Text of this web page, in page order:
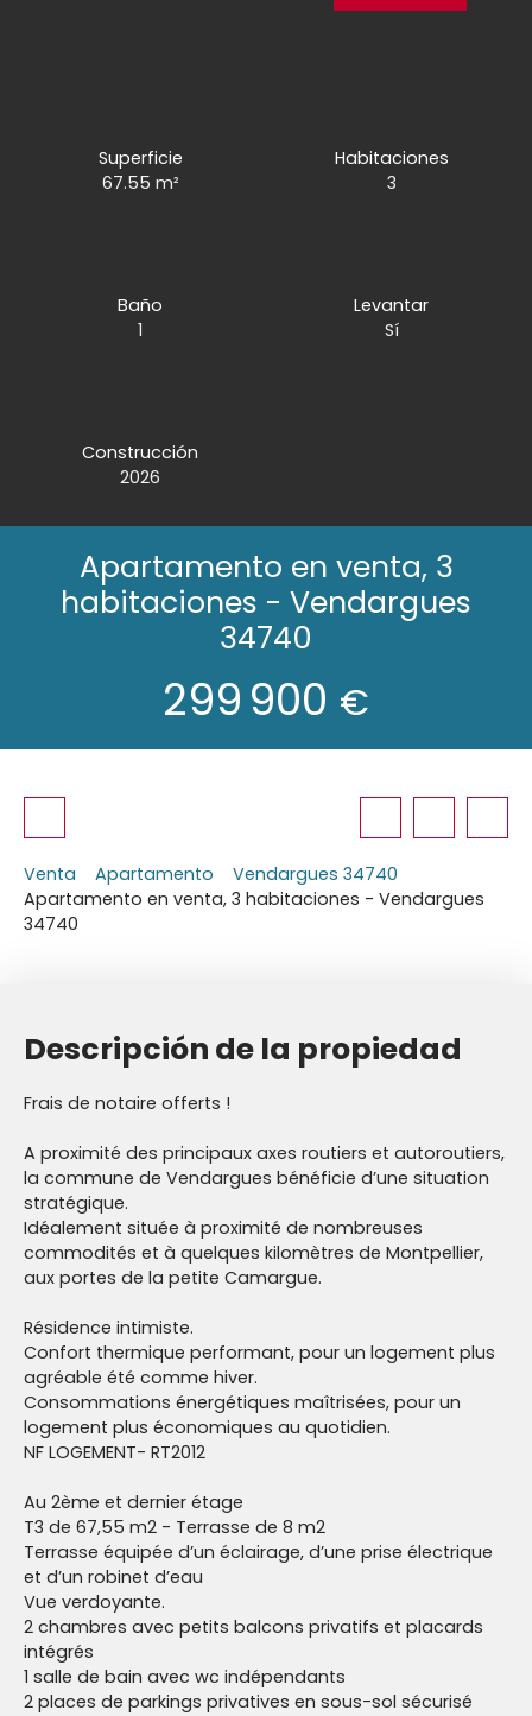
Superficie
67.55 m²
Habitaciones
3
Baño
1
Levantar
Sí
Construcción
2026
Apartamento en venta, 3
habitaciones - Vendargues
34740
299 900 €
Venta Apartamento
Vendargues 34740
Apartamento en venta, 3 habitaciones - Vendargues
34740
Descripción de la propiedad
Frais de notaire offerts !
A proximité des principaux axes routiers et autoroutiers,
la commune de Vendargues bénéficie d’une situation
stratégique.
Idéalement située à proximité de nombreuses
commodités et à quelques kilomètres de Montpellier,
aux portes de la petite Camargue.
Résidence intimiste.
Confort thermique performant, pour un logement plus
agréable été comme hiver.
Consommations énergétiques maîtrisées, pour un
logement plus économiques au quotidien.
NF LOGEMENT- RT2012
Au 2ème et dernier étage
T3 de 67,55 m2 - Terrasse de 8 m2
Terrasse équipée d’un éclairage, d’une prise électrique
et d’un robinet d’eau
Vue verdoyante.
2 chambres avec petits balcons privatifs et placards
intégrés
1 salle de bain avec wc indépendants
2 places de parkings privatives en sous-sol sécurisé